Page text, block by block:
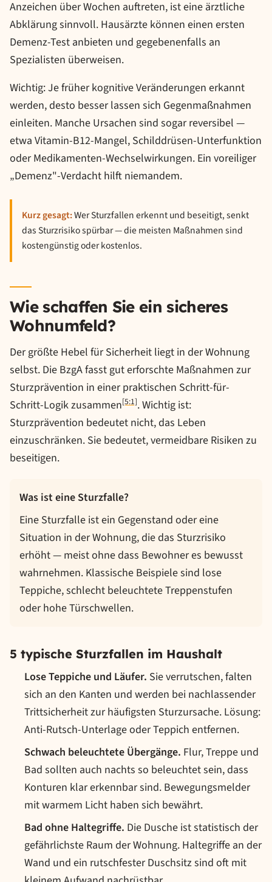
Anzeichen über Wochen auftreten, ist eine ärztliche
Abklärung sinnvoll. Hausärzte können einen ersten
Demenz-Test anbieten und gegebenenfalls an
Spezialisten überweisen.
Wichtig: Je früher kognitive Veränderungen erkannt
werden, desto besser lassen sich Gegenmaßnahmen
einleiten. Manche Ursachen sind sogar reversibel —
etwa Vitamin-B12-Mangel, Schilddrüsen-Unterfunktion
oder Medikamenten-Wechselwirkungen. Ein voreiliger
„Demenz"-Verdacht hilft niemandem.
Kurz gesagt:Wer Sturzfallen erkennt und beseitigt, senkt
das Sturzrisiko spürbar — die meisten Maßnahmen sind
kostengünstig oder kostenlos.
Wie schaffen Sie ein sicheres
Wohnumfeld?
Der größte Hebel für Sicherheit liegt in der Wohnung
selbst. Die BzgA fasst gut erforschte Maßnahmen zur
Sturzprävention in einer praktischen Schritt-für-
Schritt-Logik zusammen[5:1]. Wichtig ist:
Sturzprävention bedeutet nicht, das Leben
einzuschränken. Sie bedeutet, vermeidbare Risiken zu
beseitigen.
Was ist eine Sturzfalle?
Eine Sturzfalle ist ein Gegenstand oder eine
Situation in der Wohnung, die das Sturzrisiko
erhöht — meist ohne dass Bewohner es bewusst
wahrnehmen. Klassische Beispiele sind lose
Teppiche, schlecht beleuchtete Treppenstufen
oder hohe Türschwellen.
5 typische Sturzfallen im Haushalt
Lose Teppiche und Läufer. Sie verrutschen, falten
sich an den Kanten und werden bei nachlassender
Trittsicherheit zur häufigsten Sturzursache. Lösung:
Anti-Rutsch-Unterlage oder Teppich entfernen.
Schwach beleuchtete Übergänge. Flur, Treppe und
Bad sollten auch nachts so beleuchtet sein, dass
Konturen klar erkennbar sind. Bewegungsmelder
mit warmem Licht haben sich bewährt.
Bad ohne Haltegriffe. Die Dusche ist statistisch der
gefährlichste Raum der Wohnung. Haltegriffe an der
Wand und ein rutschfester Duschsitz sind oft mit